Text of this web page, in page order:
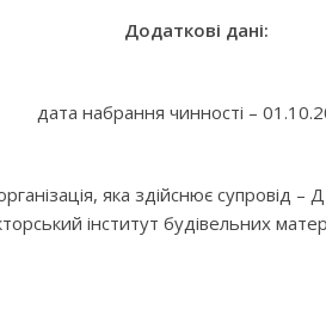
Додаткові дані:
дата набрання чинності –
яка здійснює супровід –
інститут будівельних